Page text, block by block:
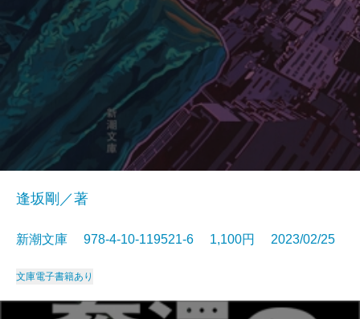
逢坂剛／著
新潮文庫 978-4-10-119521-6 1,100円 2023/02/25
文庫電子書籍あり